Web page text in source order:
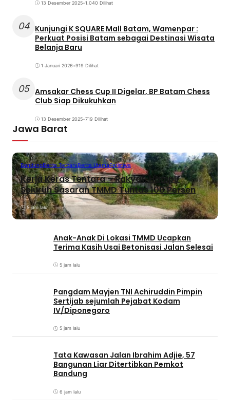
13 Desember 2025•1.040 Dilihat
04 Kunjungi K SQUARE Mall Batam, Wamenpar :
Perkuat Posisi Batam sebagai Destinasi Wisata
Belanja Baru
1 Januari 2026•919 Dilihat
05 Amsakar Chess Cup II Digelar, BP Batam Chess
Club Siap Dikukuhkan
13 Desember 2025•719 Dilihat
Jawa Barat
BandungBerita TerbaruBerita UtamaPeristiwa
Kerja Keras Tentara – Rakyat, Hampir
Seluruh Sasaran TMMD Tuntas 100 Persen
5 jam lalu
Anak-Anak Di Lokasi TMMD Ucapkan
Terima Kasih Usai Betonisasi Jalan Selesai
5 jam lalu
Pangdam Mayjen TNI Achiruddin Pimpin
Sertijab sejumlah Pejabat Kodam
IV/Diponegoro
5 jam lalu
Tata Kawasan Jalan Ibrahim Adjie, 57
Bangunan Liar Ditertibkan Pemkot
Bandung
6 jam lalu